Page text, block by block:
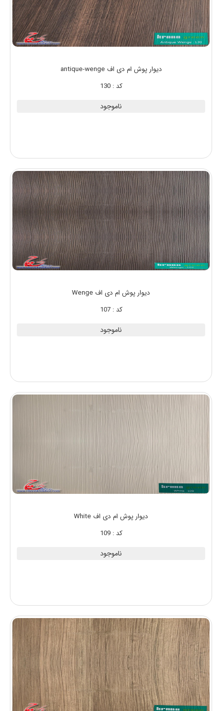
دیوار پوش ام دی اف antique-wenge
کد : 130
ناموجود
دیوار پوش ام دی اف Wenge
کد : 107
ناموجود
دیوار پوش ام دی اف White
کد : 109
ناموجود